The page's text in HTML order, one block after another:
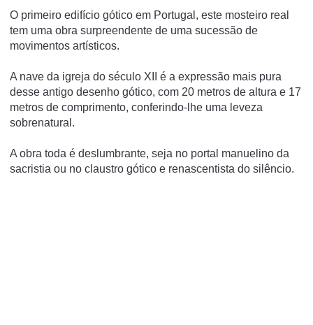
O primeiro edifício gótico em Portugal, este mosteiro real
tem uma obra surpreendente de uma sucessão de
movimentos artísticos.
A nave da igreja do século XII é a expressão mais pura
desse antigo desenho gótico, com 20 metros de altura e 17
metros de comprimento, conferindo-lhe uma leveza
sobrenatural.
A obra toda é deslumbrante, seja no portal manuelino da
sacristia ou no claustro gótico e renascentista do silêncio.